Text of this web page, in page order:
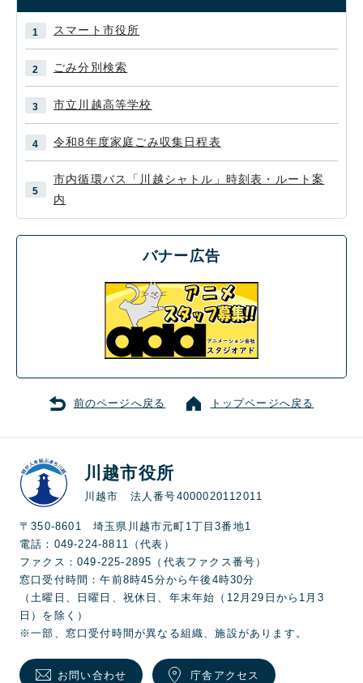
スマート市役所
ごみ分別検索
市立川越高等学校
令和8年度家庭ごみ収集日程表
市内循環バス「川越シャトル」時刻表・ルート案
内
バナー広告
前のページへ戻る トップページへ戻る
川越市役所
川越市 法人番号4000020112011
〒350-8601 埼玉県川越市元町1丁目3番地1
電話：049-224-8811（代表）
ファクス：049-225-2895（代表ファクス番号）
窓口受付時間：午前8時45分から午後4時30分
（土曜日、日曜日、祝休日、年末年始（12月29日から1月3
日）を除く）
※一部、窓口受付時間が異なる組織、施設があります。
お問い合わせ 庁舎アクセス